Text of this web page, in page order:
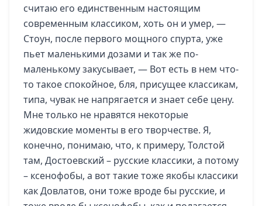
считаю его единственным настоящим
современным классиком, хоть он и умер, —
Стоун, после первого мощного спурта, уже
пьет маленькими дозами и так же по-
маленькому закусывает, — Вот есть в нем что-
то такое спокойное, бля, присущее классикам,
типа, чувак не напрягается и знает себе цену.
Мне только не нравятся некоторые
жидовские моменты в его творчестве. Я,
конечно, понимаю, что, к примеру, Толстой
там, Достоевский – русские классики, а потому
– ксенофобы, а вот такие тоже якобы классики
как Довлатов, они тоже вроде бы русские, и